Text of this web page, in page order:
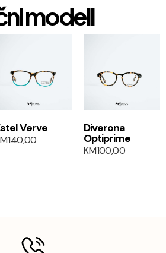
modeli
Verve
140,00
1+1
Diverona
Optiprime
KM100,00